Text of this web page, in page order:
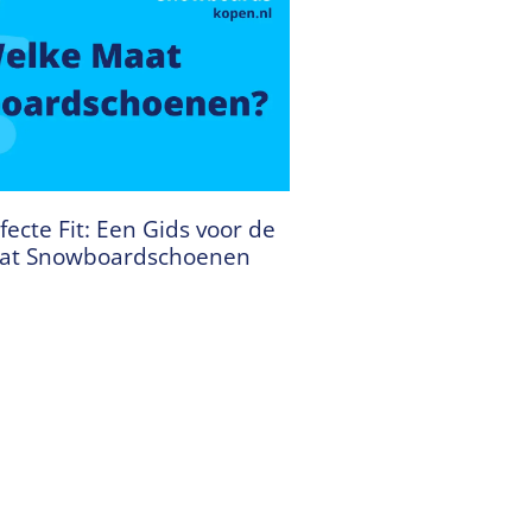
Fit: Een Gids voor de
Snowboardschoenen